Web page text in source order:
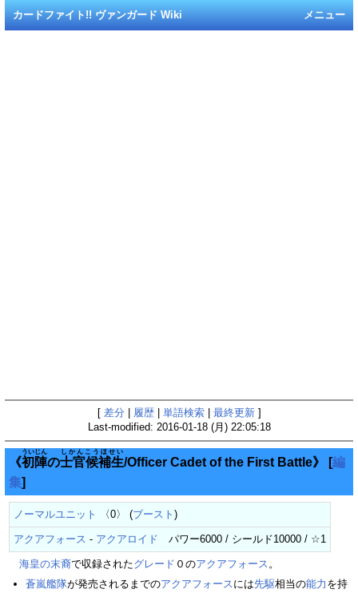
メニュー
カードファイト!! ヴァンガード Wiki
[ 差分 履歴| 単語検索| 最終更新]
Last-modified: 2016-01-18 (月) 22:05:18
《初陣
ういじん
の士官候補生
しかんこうほせい
/Officer Cadet of the First Battle》 [編
集]
ノーマルユニット 〈0〉 (ブースト )
アクアフォース - アクアロイド パワー6000 / シールド10000 / ☆1
海皇の末裔で収録されたグレード ０のアクアフォース。
蒼嵐艦隊が発売されるまでのアクアフォースには先駆相当の能力 を持